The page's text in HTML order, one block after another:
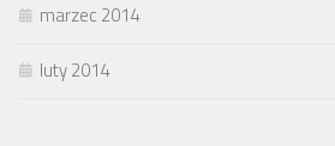
marzec 2014
luty 2014